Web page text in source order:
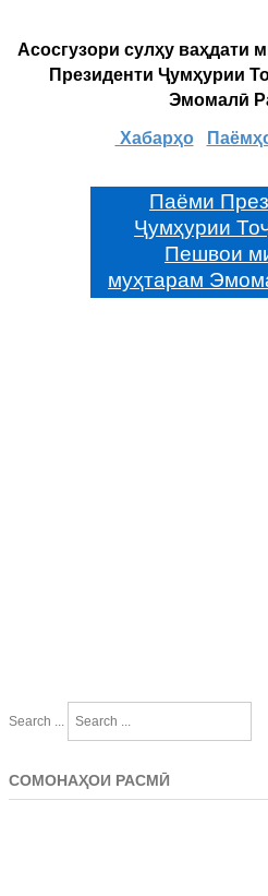
Асосгузори сулҳу ваҳдати
Президенти Ҷумҳурии
Эмомалӣ
Хабарҳо
Паёми
Ҷумҳурии
Пешвои
муҳтарам
Search ...
СОМОНАҲОИ РАСМӢ